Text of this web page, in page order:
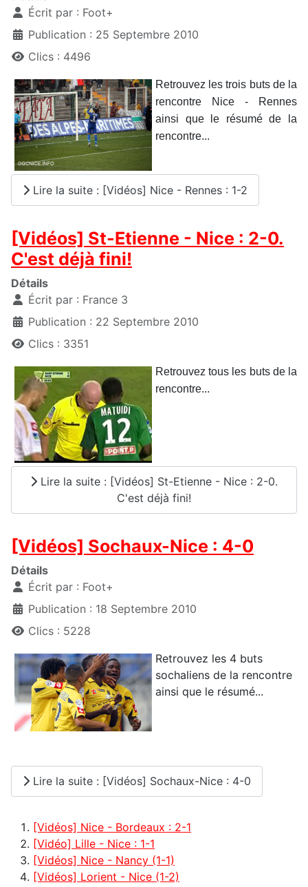
Écrit par : Foot+
Publication : 25 Septembre 2010
Clics : 4496
Retrouvez les trois buts de la
rencontre Nice - Rennes
ainsi que le résumé de la
rencontre...
Lire la suite : [Vidéos] Nice - Rennes : 1-2
[Vidéos] St-Etienne - Nice : 2-0.
C'est déjà fini!
Détails
Écrit par : France 3
Publication : 22 Septembre 2010
Clics : 3351
Retrouvez tous les buts de la
rencontre...
Lire la suite : [Vidéos] St-Etienne - Nice : 2-0.
C'est déjà fini!
[Vidéos] Sochaux-Nice : 4-0
Détails
Écrit par : Foot+
Publication : 18 Septembre 2010
Clics : 5228
Retrouvez les 4 buts
sochaliens de la rencontre
ainsi que le résumé...
Lire la suite : [Vidéos] Sochaux-Nice : 4-0
[Vidéos] Nice - Bordeaux : 2-1
[Vidéo] Lille - Nice : 1-1
[Vidéos] Nice - Nancy (1-1)
[Vidéos] Lorient - Nice (1-2)